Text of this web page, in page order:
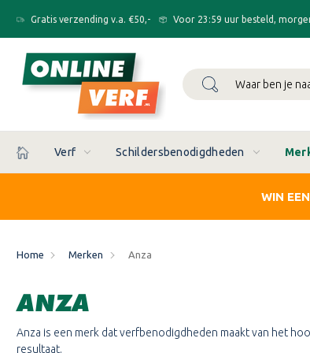
Gratis verzending v.a. €50,- Voor 23:59 uur besteld,
Zoeken
Verf Schildersbenodigdheden
WIN
Home Merken Anza
ANZA
Anza is een merk dat verfbenodigdheden maakt van het
resultaat.